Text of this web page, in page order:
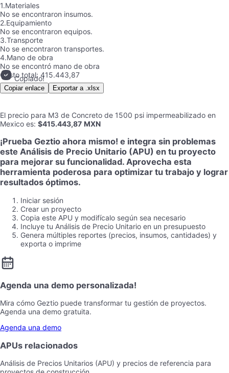
1.Materiales
No se encontraron insumos.
2.Equipamiento
No se encontraron equipos.
3.Transporte
No se encontraron transportes.
4.Mano de obra
No se encontró mano de obra
Costo total: 415.443,87
Copiado!
Copiar enlace Exportar a .xlsx
El precio para M3 de Concreto de 1500 psi impermeabilizado en
Mexico es: $415.443,87 MXN
¡Prueba Geztio ahora mismo! e integra sin problemas
este Análisis de Precio Unitario (APU) en tu proyecto
para mejorar su funcionalidad. Aprovecha esta
herramienta poderosa para optimizar tu trabajo y lograr
resultados óptimos.
Iniciar sesión
Crear un proyecto
Copia este APU y modifícalo según sea necesario
Incluye tu Análisis de Precio Unitario en un presupuesto
Genera múltiples reportes (precios, insumos, cantidades) y
exporta o imprime
Agenda una demo personalizada!
Mira cómo Geztio puede transformar tu gestión de proyectos.
Agenda una demo gratuita.
Agenda una demo
APUs relacionados
Análisis de Precios Unitarios (APU) y precios de referencia para